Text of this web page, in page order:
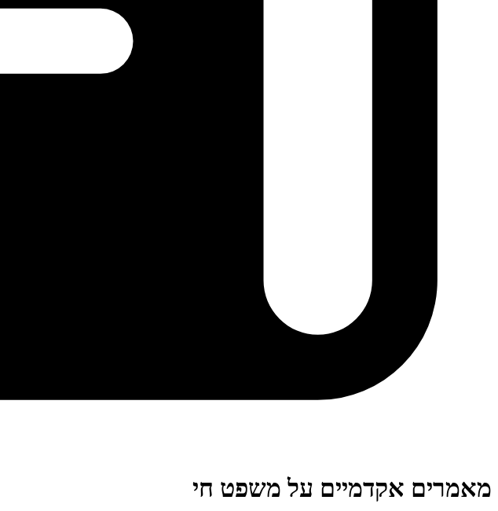
מאמרים אקדמיים על משפט חי